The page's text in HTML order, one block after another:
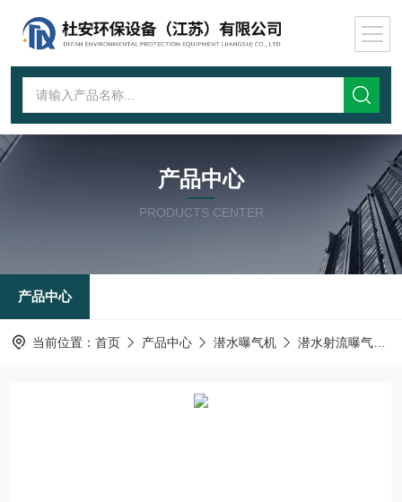
产品中心
PRODUCTS CENTER
产品中心
当前位置： 首页 产品中心 潜水曝气机 潜水射流曝气机